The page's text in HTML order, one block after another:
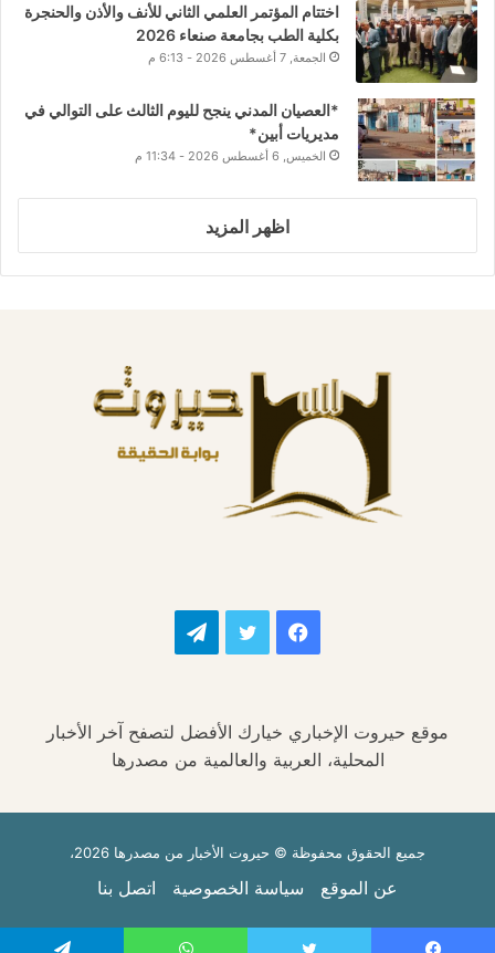
اختتام المؤتمر العلمي الثاني للأنف والأذن والحنجرة
بكلية الطب بجامعة صنعاء 2026
الجمعة, 7 أغسطس 2026 - 6:13 م
*العصيان المدني ينجح لليوم الثالث على التوالي في
مديريات أبين*
الخميس, 6 أغسطس 2026 - 11:34 م
اظهر المزيد
فيسبوك تويتر تيلقرام
موقع حيروت الإخباري خيارك الأفضل لتصفح آخر الأخبار
المحلية، العربية والعالمية من مصدرها
جميع الحقوق محفوظة © حيروت الأخبار من مصدرها 2026،
عن الموقع سياسة الخصوصية اتصل بنا